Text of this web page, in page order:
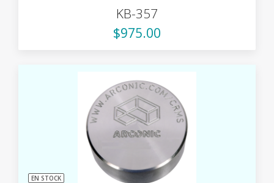
KB-357
$975.00
EN STOCK